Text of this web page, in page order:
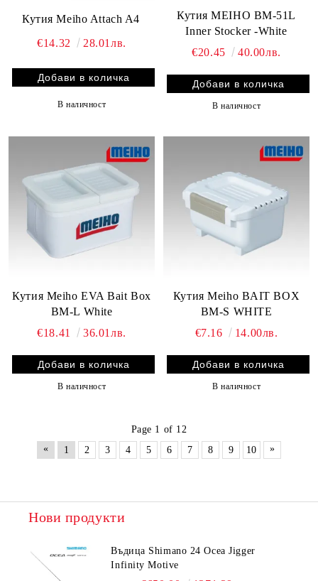
Кутия Meiho Attach A4
€14.32 28.01лв.
В наличност
Кутия MEIHO BM-51L
Inner Stocker -White
€20.45
40.00лв.
В наличност
Кутия Meiho EVA Bait Box
BM-L White
€18.41
36.01лв.
В наличност
Кутия Meiho BAIT BOX
BM-S WHITE
€7.16
14.00лв.
В наличност
Page 1 of 12
«
1 2 3 4 5 6 7 8 9 10 »
Нови продукти
Въдица Shimano 24 Ocea Jigger
Infinity Motive